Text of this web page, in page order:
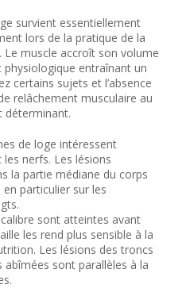
survient essentiellement
lors de la pratique de la
muscle accroît son volume
physiologique entraînant un
certains sujets et l’absence
relâchement musculaire au
déterminant.
de loge intéressent
nerfs. Les lésions
la partie médiane du corps
particulier sur les
sont atteintes avant
les rend plus sensible à la
Les lésions des troncs
sont parallèles à la